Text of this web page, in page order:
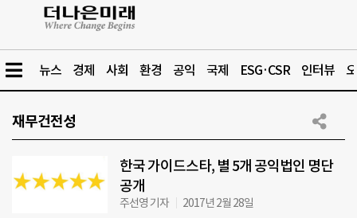
뉴스 경제 사회 환경 공익 국제 ESG·CSR 인터뷰
재무건전성
한국 가이드스타, 별 5개 공익법인 명단
공개
주선영 기자 2017년 2월 28일